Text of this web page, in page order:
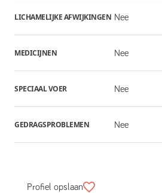
LICHAMELIJKE AFWIJKINGEN Nee
MEDICIJNEN Nee
SPECIAAL VOER Nee
GEDRAGSPROBLEMEN Nee
Profiel opslaan